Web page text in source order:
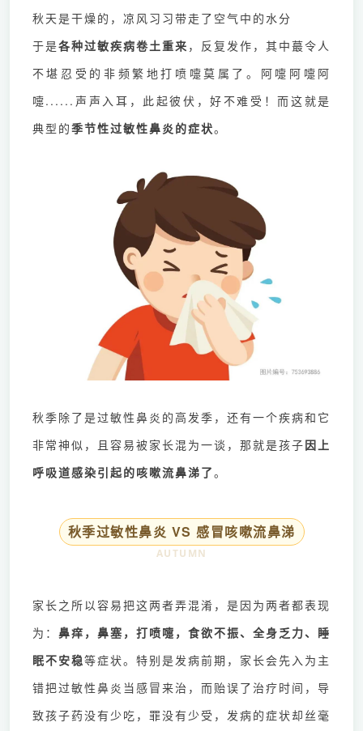
秋天是干燥的，凉风习习带走了空气中的水分
于是各种过敏疾病卷土重来 ，反复发作，其中蕞令人
不堪忍受的非频繁地打喷嚏莫属了。阿嚏阿嚏阿
嚏......声声入耳，此起彼伏，好不难受！而这就是
典型的季节性过敏性鼻炎的症状。
秋季除了是过敏性鼻炎的高发季，还有一个疾病和它
非常神似，且容易被家长混为一谈，那就是孩子因上
呼吸道感染引起的咳嗽流鼻涕了。
秋季过敏性鼻炎 VS 感冒咳嗽流鼻涕
AUTUMN
家长之所以容易把这两者弄混淆，是因为两者都表现
为： 鼻痒，鼻塞，打喷嚏，食欲不振、全身乏力、睡
眠不安稳等症状。特别是发病前期，家长会先入为主
错把过敏性鼻炎当感冒来治，而贻误了治疗时间，导
致孩子药没有少吃，罪没有少受，发病的症状却丝毫